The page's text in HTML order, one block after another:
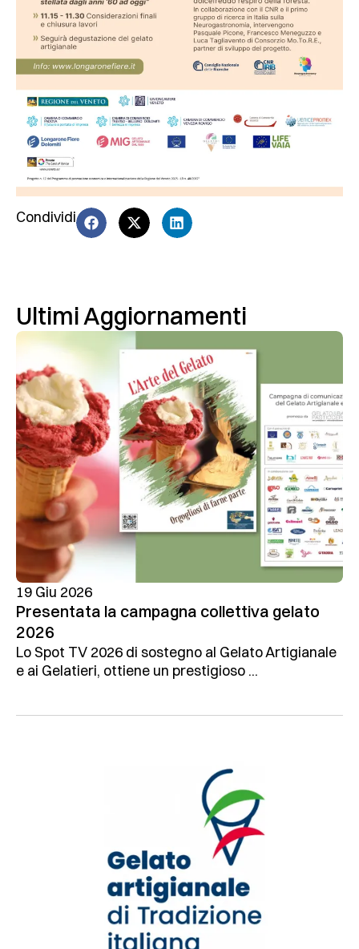
Condividi
Ultimi Aggiornamenti
19 Giu 2026
Presentata la campagna collettiva gelato
2026
Lo Spot TV 2026 di sostegno al Gelato Artigianale
e ai Gelatieri, ottiene un prestigioso ...